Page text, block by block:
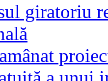
giratoriu